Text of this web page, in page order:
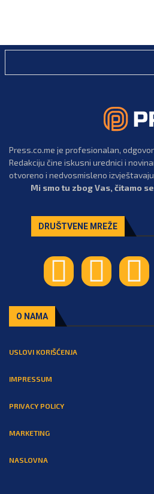
Press.co.me je profesionalan,
Redakciju čine iskusni urednici i
otvoreno i nedvosmisleno
Mi smo tu zbog Vas, čitamo
DRUŠTVENE MREŽE
O NAMA
USLOVI KORIŠĆENJA
IMPRESSUM
PRIVACY POLICY
MARKETING
NASLOVNA